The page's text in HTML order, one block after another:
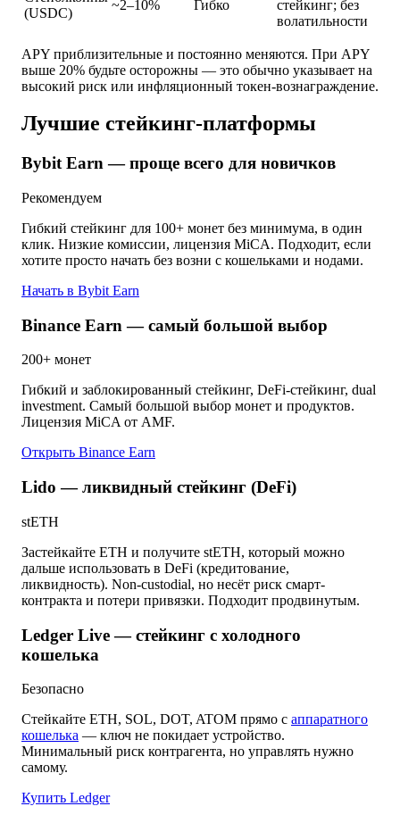
(USDC)
~2–10% Гибко
стейкинг; без
волатильности
APY приблизительные и постоянно меняются. При APY
выше 20% будьте осторожны — это обычно указывает на
высокий риск или инфляционный токен-вознаграждение.
Лучшие стейкинг-платформы
Bybit Earn — проще всего для новичков
Рекомендуем
Гибкий стейкинг для 100+ монет без минимума, в один
клик. Низкие комиссии, лицензия MiCA. Подходит, если
хотите просто начать без возни с кошельками и нодами.
Начать в Bybit Earn
Binance Earn — самый большой выбор
200+ монет
Гибкий и заблокированный стейкинг, DeFi-стейкинг, dual
investment. Самый большой выбор монет и продуктов.
Лицензия MiCA от AMF.
Открыть Binance Earn
Lido — ликвидный стейкинг (DeFi)
stETH
Застейкайте ETH и получите stETH, который можно
дальше использовать в DeFi (кредитование,
ликвидность). Non-custodial, но несёт риск смарт-
контракта и потери привязки. Подходит продвинутым.
Ledger Live — стейкинг с холодного
кошелька
Безопасно
Стейкайте ETH, SOL, DOT, ATOM прямо с аппаратного
кошелька — ключ не покидает устройство.
Минимальный риск контрагента, но управлять нужно
самому.
Купить Ledger